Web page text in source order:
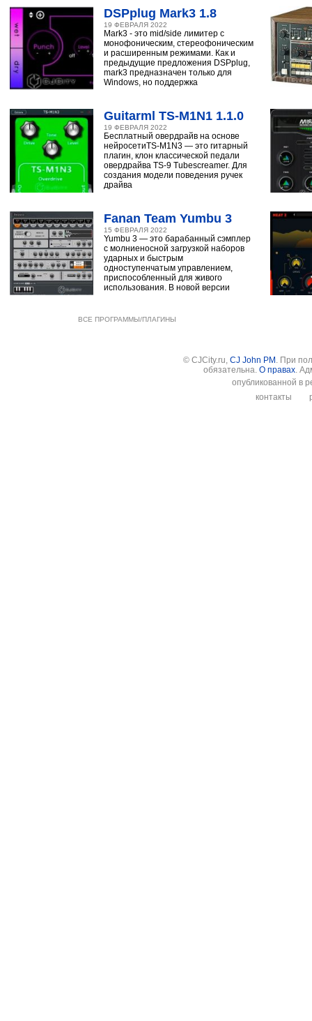
DSPplug Mark3 1.8
19 ФЕВРАЛЯ 2022
Mark3 - это mid/side лимитер с
монофоническим, стереофоническим
и расширенным режимами. Как и
предыдущие предложения DSPplug,
mark3 предназначен только для
Windows, но поддержка
Guitarml TS-M1N1 1.1.0
19 ФЕВРАЛЯ 2022
Бесплатный овердрайв на основе
нейросетиTS-M1N3 — это гитарный
плагин, клон классической педали
овердрайва TS-9 Tubescreamer. Для
создания модели поведения ручек
драйва
Fanan Team Yumbu 3
15 ФЕВРАЛЯ 2022
Yumbu 3 — это барабанный сэмплер
с молниеносной загрузкой наборов
ударных и быстрым
одноступенчатым управлением,
приспособленный для живого
использования. В новой версии
ВСЕ ПРОГРАММЫ/ПЛАГИНЫ
© CJCity.ru, CJ John PM . При
обязательна. О правах.
опубликованной в
контакты